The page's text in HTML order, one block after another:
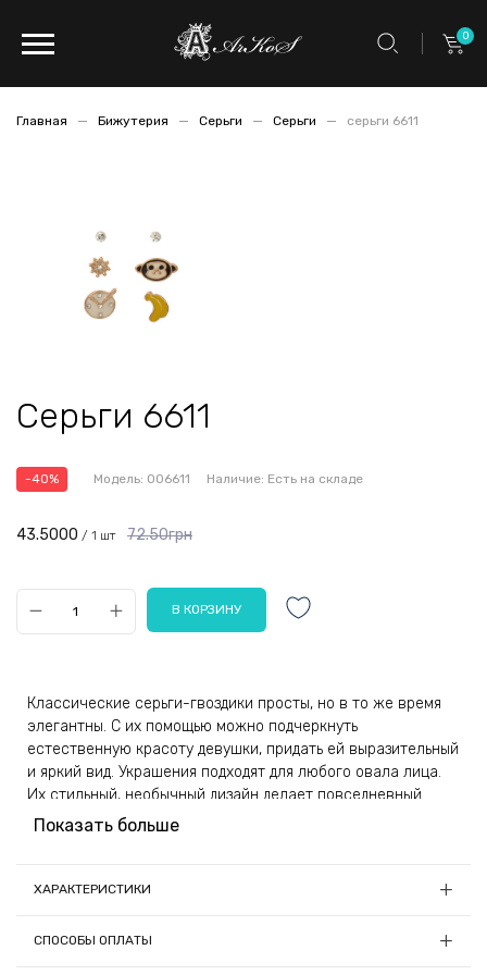
0
Главная Бижутерия Серьги Серьги серьги 6611
Серьги 6611
-40% Модель: 006611 Наличие: Есть на складе
72.50грн
43.5000 / 1 шт
Классические серьги-гвоздики просты, но в то же время
элегантны. С их помощью можно подчеркнуть
естественную красоту девушки, придать ей выразительный
и яркий вид. Украшения подходят для любого овала лица.
Их стильный, необычный дизайн делает повседневный
образ оригинальным.
имеют креативное оформление. В набор входят атрибуты
камушков.
Показать больше
ХАРАКТЕРИСТИКИ
Материал: Металл, стекло
СПОСОБЫ ОПЛАТЫ